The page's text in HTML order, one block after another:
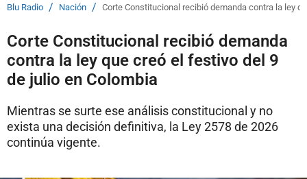
Blu Radio / Nación / Corte Constitucional recibió demanda contra la ley
Corte Constitucional recibió demanda
contra la ley que creó el festivo del 9
de julio en Colombia
Mientras se surte ese análisis constitucional y no
exista una decisión definitiva, la Ley 2578 de 2026
continúa vigente.